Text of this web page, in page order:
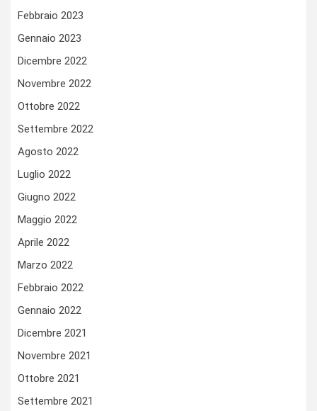
Febbraio 2023
Gennaio 2023
Dicembre 2022
Novembre 2022
Ottobre 2022
Settembre 2022
Agosto 2022
Luglio 2022
Giugno 2022
Maggio 2022
Aprile 2022
Marzo 2022
Febbraio 2022
Gennaio 2022
Dicembre 2021
Novembre 2021
Ottobre 2021
Settembre 2021